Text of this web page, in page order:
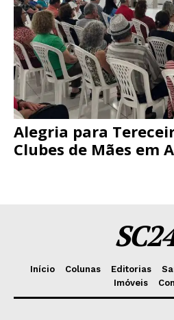
Alegria para
Clubes de Mães em
Início Colunas Editorias
Imóveis